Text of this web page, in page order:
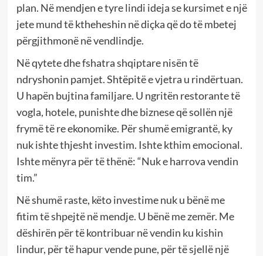
plan. Në mendjen e tyre lindi ideja se kursimet e një
jete mund të ktheheshin në diçka që do të mbetej
përgjithmonë në vendlindje.
Në qytete dhe fshatra shqiptare nisën të
ndryshonin pamjet. Shtëpitë e vjetra u rindërtuan.
U hapën bujtina familjare. U ngritën restorante të
vogla, hotele, punishte dhe biznese që sollën një
frymë të re ekonomike. Për shumë emigrantë, ky
nuk ishte thjesht investim. Ishte kthim emocional.
Ishte mënyra për të thënë: “Nuk e harrova vendin
tim.”
Në shumë raste, këto investime nuk u bënë me
fitim të shpejtë në mendje. U bënë me zemër. Me
dëshirën për të kontribuar në vendin ku kishin
lindur, për të hapur vende pune, për të sjellë një